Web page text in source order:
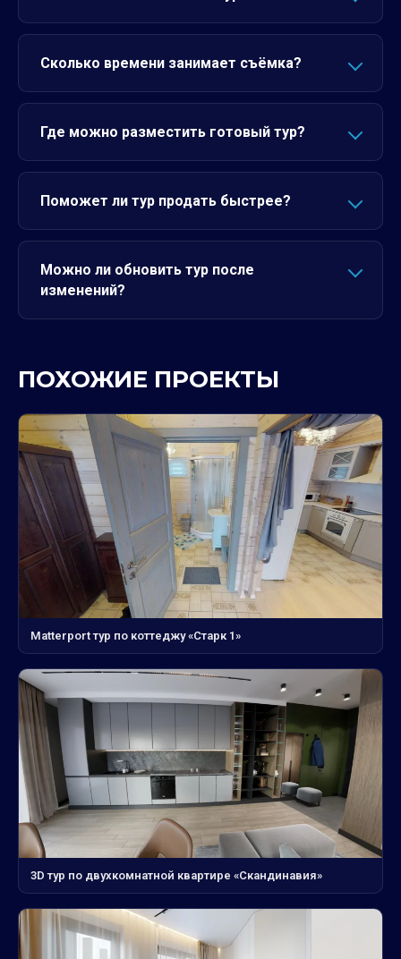
Сколько времени занимает съёмка?
Где можно разместить готовый тур?
Поможет ли тур продать быстрее?
Можно ли обновить тур после
изменений?
ПОХОЖИЕ ПРОЕКТЫ
Matterport тур по коттеджу «Старк 1»
3D тур по двухкомнатной квартире «Скандинавия»